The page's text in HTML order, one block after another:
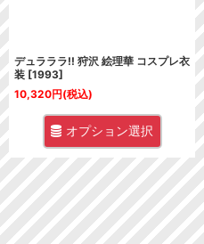
デュラララ!! 狩沢 絵理華 コスプレ衣
装 [1993]
10,320円(税込)
オプション選択